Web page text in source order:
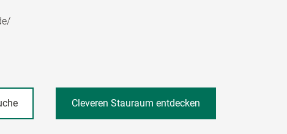
Cleveren Stauraum entdecken